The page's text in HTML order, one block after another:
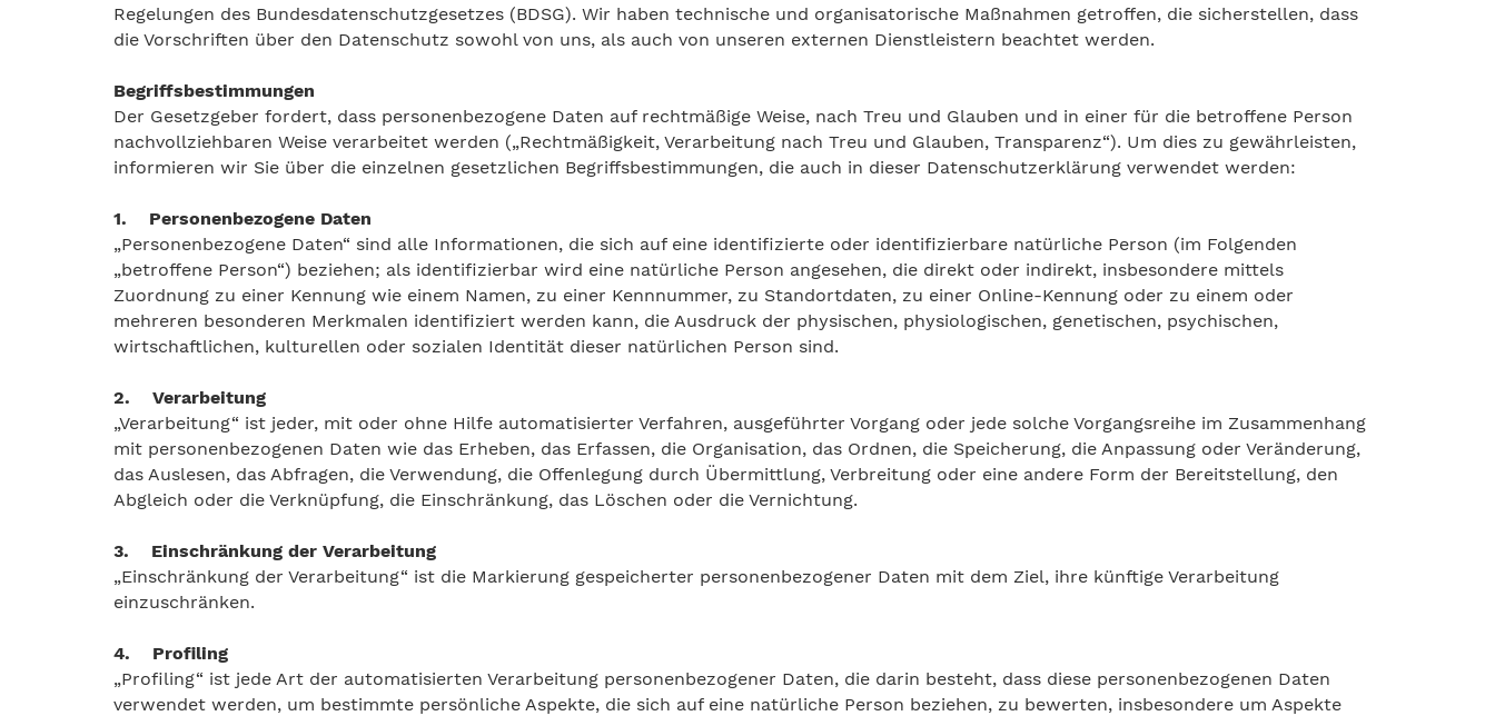
Regelungen des Bundesdatenschutzgesetzes (BDSG). Wir haben technische und organisatorische Maßnahmen getroffen, die sicherstellen, dass
die Vorschriften über den Datenschutz sowohl von uns, als auch von unseren externen Dienstleistern beachtet werden.
Begriffsbestimmungen
Der Gesetzgeber fordert, dass personenbezogene Daten auf rechtmäßige Weise, nach Treu und Glauben und in einer für die betroffene Person
nachvollziehbaren Weise verarbeitet werden („Rechtmäßigkeit, Verarbeitung nach Treu und Glauben, Transparenz“). Um dies zu gewährleisten,
informieren wir Sie über die einzelnen gesetzlichen Begriffsbestimmungen, die auch in dieser Datenschutzerklärung verwendet werden:
1. Personenbezogene Daten
„Personenbezogene Daten“ sind alle Informationen, die sich auf eine identifizierte oder identifizierbare natürliche Person (im Folgenden
„betroffene Person“) beziehen; als identifizierbar wird eine natürliche Person angesehen, die direkt oder indirekt, insbesondere mittels
Zuordnung zu einer Kennung wie einem Namen, zu einer Kennnummer, zu Standortdaten, zu einer Online-Kennung oder zu einem oder
mehreren besonderen Merkmalen identifiziert werden kann, die Ausdruck der physischen, physiologischen, genetischen, psychischen,
wirtschaftlichen, kulturellen oder sozialen Identität dieser natürlichen Person sind.
2. Verarbeitung
„Verarbeitung“ ist jeder, mit oder ohne Hilfe automatisierter Verfahren, ausgeführter Vorgang oder jede solche Vorgangsreihe im Zusammenhang
mit personenbezogenen Daten wie das Erheben, das Erfassen, die Organisation, das Ordnen, die Speicherung, die Anpassung oder Veränderung,
das Auslesen, das Abfragen, die Verwendung, die Offenlegung durch Übermittlung, Verbreitung oder eine andere Form der Bereitstellung, den
Abgleich oder die Verknüpfung, die Einschränkung, das Löschen oder die Vernichtung.
3. Einschränkung der Verarbeitung
„Einschränkung der Verarbeitung“ ist die Markierung gespeicherter personenbezogener Daten mit dem Ziel, ihre künftige Verarbeitung
einzuschränken.
4. Profiling
„Profiling“ ist jede Art der automatisierten Verarbeitung personenbezogener Daten, die darin besteht, dass diese personenbezogenen Daten
verwendet werden, um bestimmte persönliche Aspekte, die sich auf eine natürliche Person beziehen, zu bewerten, insbesondere um Aspekte